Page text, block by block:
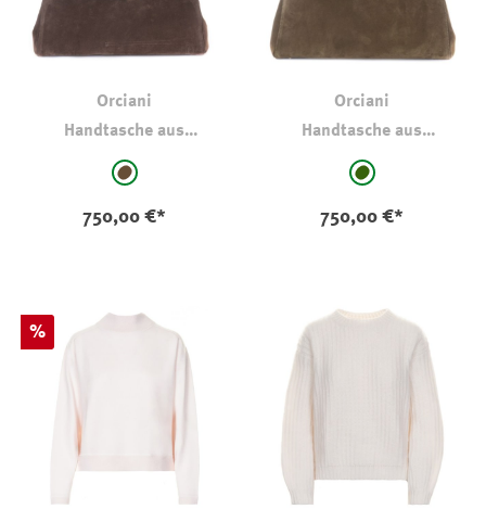
Orciani
Handtasche aus
auswählen
braun
750,00 €*
Orciani
Handtasche aus
Olive/Kaki
auswählen
dkl oliv-kaki
750,00 €*
Rabatt
%